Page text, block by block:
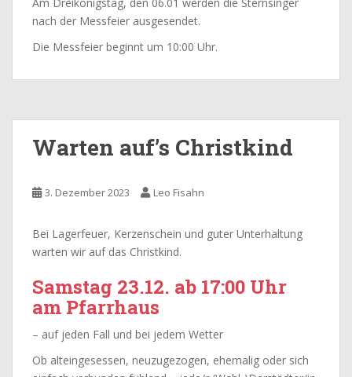
nach der Messfeier ausgesendet.
Die Messfeier beginnt um 10:00 Uhr.
Warten auf’s Christkind
3. Dezember 2023 Leo Fisahn
Bei Lagerfeuer, Kerzenschein und guter Unterhaltung
warten wir auf das Christkind.
Samstag 23.12. ab 17:00 Uhr
am Pfarrhaus
– auf jeden Fall und bei jedem Wetter
Ob alteingesessen, neuzugezogen, ehemalig oder sich